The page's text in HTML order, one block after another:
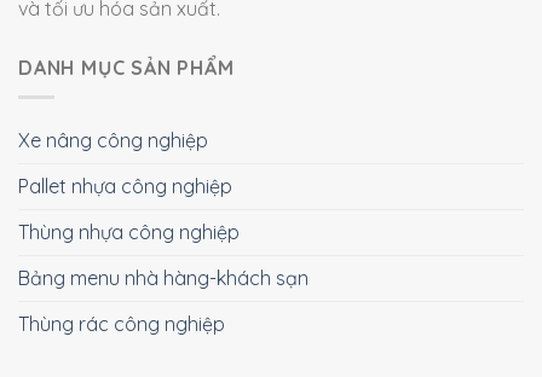
và tối ưu hóa sản xuất.
DANH MỤC SẢN PHẨM
Xe nâng công nghiệp
Pallet nhựa công nghiệp
Thùng nhựa công nghiệp
Bảng menu nhà hàng-khách sạn
Thùng rác công nghiệp